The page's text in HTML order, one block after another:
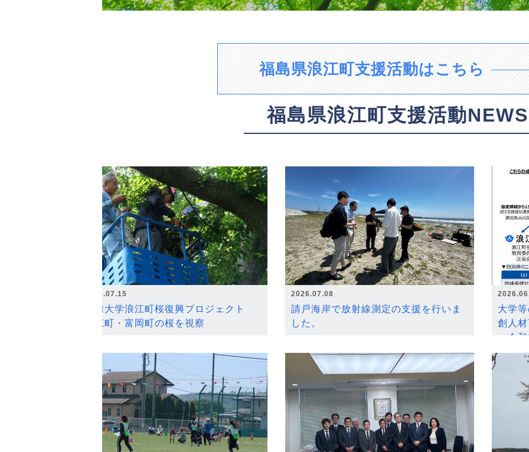
福島県浪江町支援活動はこちら
福島県浪江町支援活動NEWS
2026.07.15
弘前大学浪江町桜復興プロジェクト
浪江町・富岡町の桜を視察
2026.07.08
請戸海岸で放射線測定の支援を行いま
した。
大学
創人
～令